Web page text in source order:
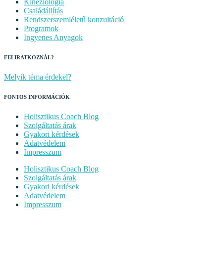
Kineziológia
Családállítás
Rendszerszemléletű konzultáció
Programok
Ingyenes Anyagok
FELIRATKOZNÁL?
Melyik téma érdekel?
FONTOS INFORMÁCIÓK
Holisztikus Coach Blog
Szolgáltatás árak
Gyakori kérdések
Adatvédelem
Impresszum
Holisztikus Coach Blog
Szolgáltatás árak
Gyakori kérdések
Adatvédelem
Impresszum